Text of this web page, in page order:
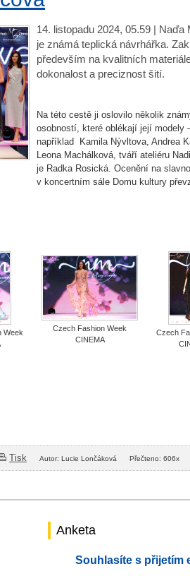
14. listopadu 2024, 05.59 | Naďa
je známá teplická návrhářka.
především na kvalitních
dokonalost a preciznost šití.
Na této cestě ji oslovilo několik
osobností, které oblékají její modely
například
Kamila Nývltova, Andrea
Leona Machálková, tváří ateliéru
je Radka Rosická. Ocenění na
v koncertním sále Domu kultury
Week
Czech Fashion Week
CINEMA
Czech
Tisk Autor: Lucie Lončáková Přečteno: 606x
Anketa
Souhlasíte s přijetím